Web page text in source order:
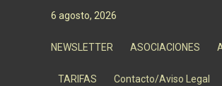
6 agosto, 2026
NEWSLETTER ASOCIACIONES
TARIFAS Contacto/Aviso Legal